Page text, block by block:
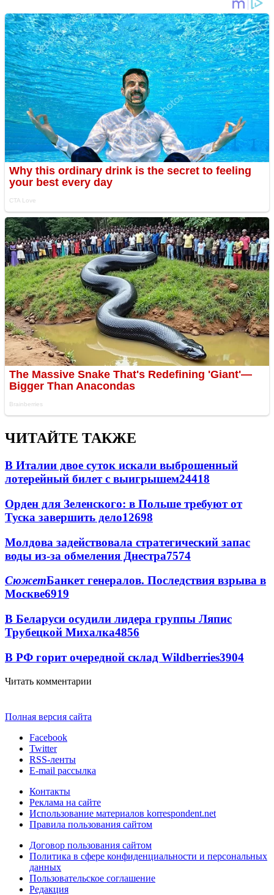
ЧИТАЙТЕ ТАКЖЕ
В Италии двое суток искали выброшенный
лотерейный билет с выигрышем24418
Орден для Зеленского: в Польше требуют от
Туска завершить дело12698
Молдова задействовала стратегический запас
воды из-за обмеления Днестра7574
СюжетБанкет генералов. Последствия взрыва в
Москве6919
В Беларуси осудили лидера группы Ляпис
Трубецкой Михалка4856
В РФ горит очередной склад Wildberries3904
Читать комментарии
Полная версия сайта
Facebook
Twitter
RSS-ленты
E-mail рассылка
Контакты
Реклама на сайте
Использование материалов korrespondent.net
Правила пользования сайтом
Договор пользования сайтом
Политика в сфере конфиденциальности и персональных
данных
Пользовательское соглашение
Редакция